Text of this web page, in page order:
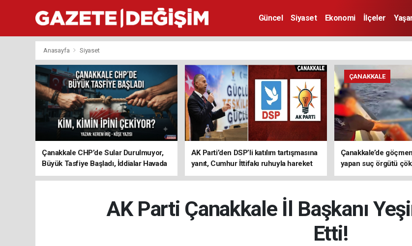
Güncel Siyaset Ekonomi İlçeler
Anasayfa Siyaset
Çanakkale CHP’de Sular Durulmuyor,
Büyük Tasfiye Başladı, İddialar Havada
Uçuşuyor
AK Parti’den DSP’li katılım tartışmasına
yanıt, Cumhur İttifakı ruhuyla hareket
ediyoruz
ÇANAKKALE
Çanakkale’de
yapan suç örgütü
tutuklama
AK Parti Çanakkale İl Başkanı
Etti!